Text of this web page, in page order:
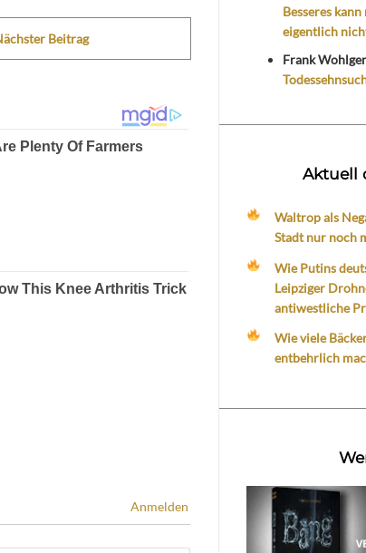
Beitrag
Anmelden
Besseres
eigentlich
Frank
Aktuell
Waltrop als
Stadt nur noch
Wie Putins
Leipziger
antiwestliche
Wie viele
entbehrlich